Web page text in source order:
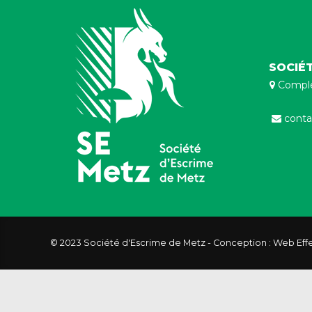
© 2023 Société d'Escrime de Metz - Conception : Web